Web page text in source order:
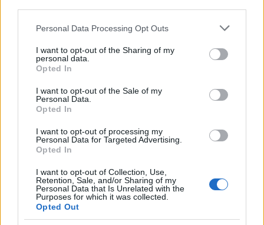
Please note that this website/app uses one or more Google
not limited to your visit or usage behaviour. You may click to
grant or deny consent to Google and its third-party tags to
use your data for below specified purposes in below Google
consent section.
Personal Data Processing Opt Outs
I want to opt-out of the Sharing of my
personal data.
Opted In
I want to opt-out of the Sale of my
Personal Data.
Opted In
I want to opt-out of processing my
Personal Data for Targeted Advertising.
Opted In
I want to opt-out of Collection, Use,
Retention, Sale, and/or Sharing of my
Personal Data that Is Unrelated with the
Purposes for which it was collected.
Opted Out